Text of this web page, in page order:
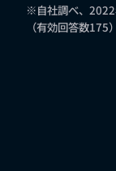
※自社調べ、2022
（有効回答数175）